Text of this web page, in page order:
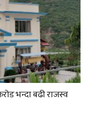
भन्दा बढी राजस्व